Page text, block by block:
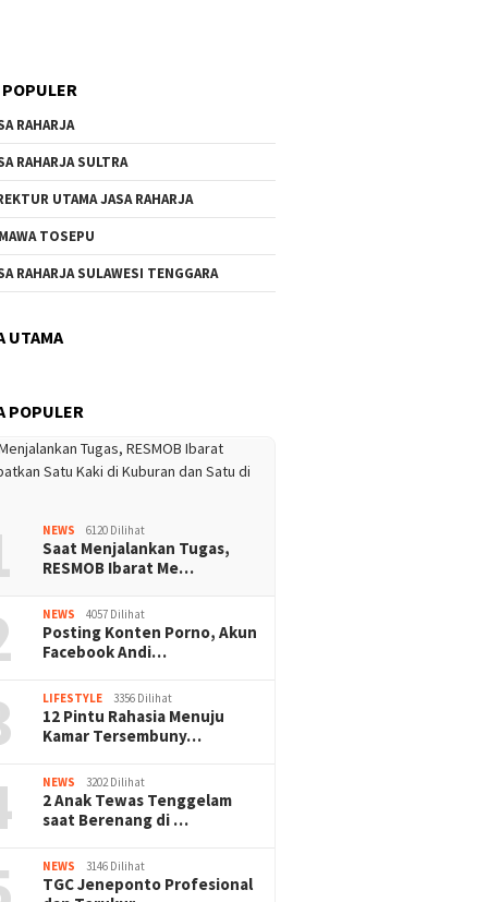
RAHARJA
RAHARJA SULTRA
UTAMA JASA RAHARJA
TOSEPU
RAHARJA SULAWESI TENGGARA
UTAMA
POPULER
NEWS 6120 Dilihat
Saat Menjalankan Tugas,
RESMOB Ibarat Me…
NEWS 4057 Dilihat
Posting Konten Porno, Akun
Facebook Andi…
LIFESTYLE 3356 Dilihat
12 Pintu Rahasia Menuju
Kamar Tersembuny…
NEWS 3202 Dilihat
2 Anak Tewas Tenggelam
saat Berenang di …
NEWS 3146 Dilihat
TGC Jeneponto Profesional